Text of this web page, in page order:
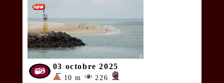
03 octobre 2025
10 m 226